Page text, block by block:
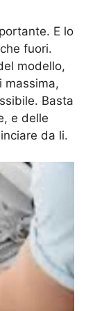
E lo
fuori.
modello,
massima,
Basta
e delle
da li.